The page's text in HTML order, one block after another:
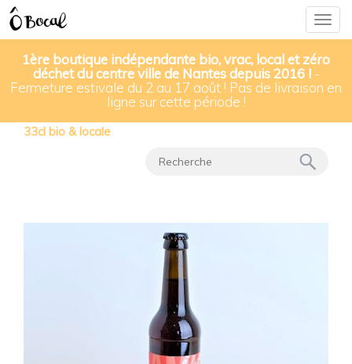
1ère boutique indépendante bio, vrac, local et zéro
déchet du centre ville de Nantes depuis 2016 ! -
Fermeture estivale du 2 au 17 août ! Pas de livraison en
ligne sur cette période !
▸ Vins, bières & spiritueux
Bière Brasserie Tête Haute ambrée "Amber Ale"
33cl bio & locale